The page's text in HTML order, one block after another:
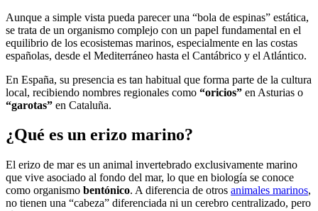
Aunque a simple vista pueda parecer una “bola de espinas” estática,
se trata de un organismo complejo con un papel fundamental en el
equilibrio de los ecosistemas marinos, especialmente en las costas
españolas, desde el Mediterráneo hasta el Cantábrico y el Atlántico.
En España, su presencia es tan habitual que forma parte de la cultura
local, recibiendo nombres regionales como “oricios” en Asturias o
“garotas” en Cataluña.
¿Qué es un erizo marino?
El erizo de mar es un animal invertebrado exclusivamente marino
que vive asociado al fondo del mar, lo que en biología se conoce
como organismo bentónico. A diferencia de otros animales marinos,
no tienen una “cabeza” diferenciada ni un cerebro centralizado, pero